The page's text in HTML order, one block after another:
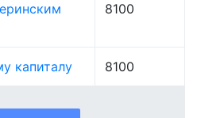
8100
капиталу 8100